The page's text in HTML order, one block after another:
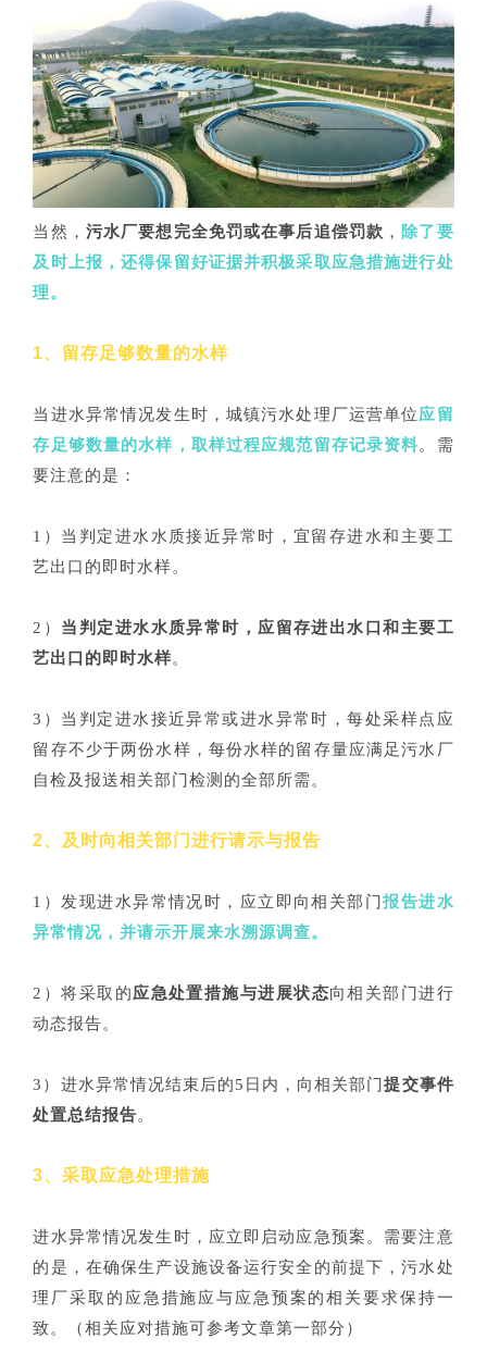
当然， 污水厂要想完全免罚或在事后追偿罚款 ， 除了要
及时上报，还得保留好证据并积极采取应急措施进行处
理。
1、留存足够数量的水样
当进水异常情况发生时，城镇污水处理厂运营单位应留
存足够数量的水样，取样过程应规范留存记录资料。需
要注意的是：
1）当判定进水水质接近异常时，宜留存进水和主要工
艺出口的即时水样。
2） 当判定进水水质异常时，应留存进出水口和主要工
艺出口的即时水样。
3）当判定进水接近异常或进水异常时，每处采样点应
留存不少于两份水样，每份水样的留存量应满足污水厂
自检及报送相关部门检测的全部所需。
2、及时向相关部门进行请示与报告
1）发现进水异常情况时，应立即向相关部门报告进水
异常情况，并请示开展来水溯源调查。
2）将采取的应急处置措施与进展状态向相关部门进行
动态报告。
3）进水异常情况结束后的5日内，向相关部门提交事件
处置总结报告。
3、采取应急处理措施
进水异常情况发生时，应立即启动应急预案。需要注意
的是，在确保生产设施设备运行安全的前提下，污水处
理厂采取的应急措施应与应急预案的相关要求保持一
致。（相关应对措施可参考文章第一部分）